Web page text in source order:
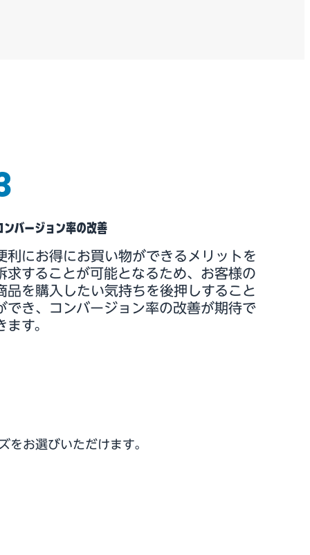
ンバージョン率の改善
利にお得にお買い物ができるメリットを
求することが可能となるため、お客様の
品を購入したい気持ちを後押しすること
でき、コンバージョン率の改善が期待で
ます。
お選びいただけます。